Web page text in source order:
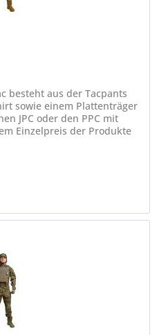
besteht aus der Tacpants
sowie einem Plattenträger
JPC oder den PPC mit
Einzelpreis der Produkte